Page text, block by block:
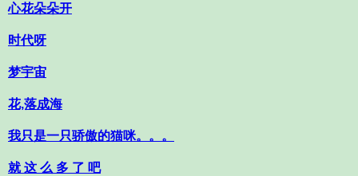
心花朵朵开
时代呀
梦宇宙
花,落成海
我只是一只骄傲的猫咪。。。
就 这 么 多 了 吧